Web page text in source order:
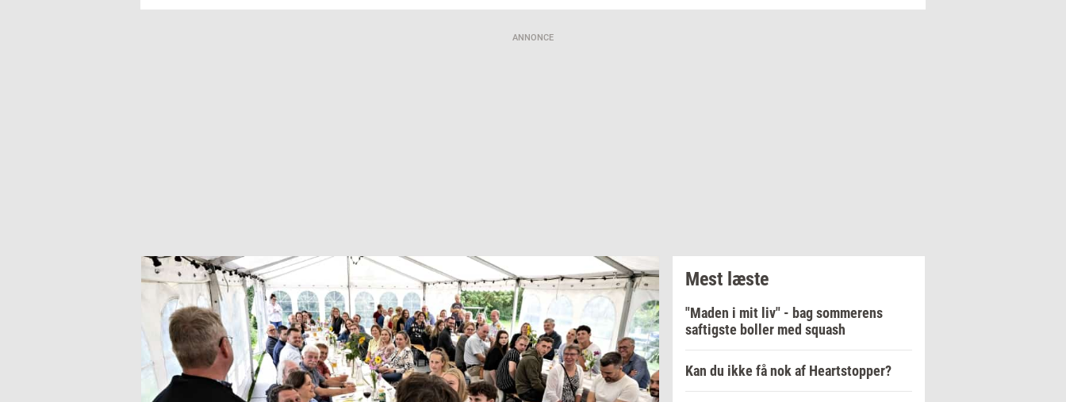
ANNONCE
Mest læste
"Maden i mit liv" - bag sommerens
saftigste boller med squash
Kan du ikke få nok af Heartstopper?